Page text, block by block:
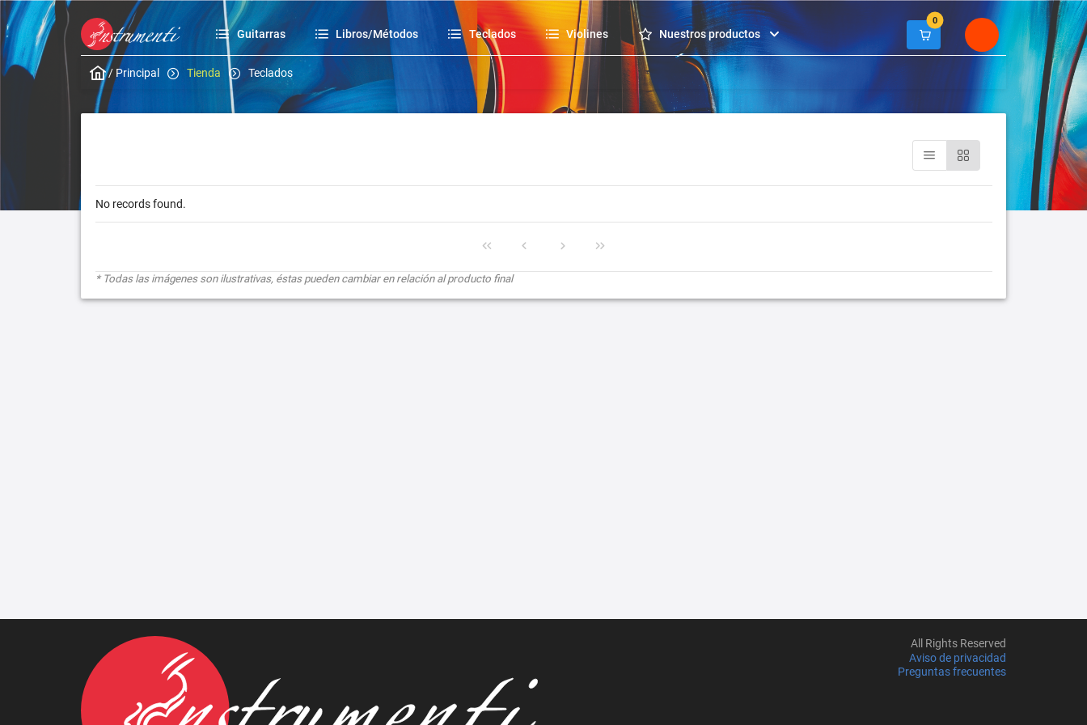
Guitarras Libros/Métodos Teclados Violines Nuestros productos
0
/ Principal Tienda Teclados
No records found.
* Todas las imágenes son ilustrativas, éstas pueden cambiar en relación al producto final
All Rights Reserved
Aviso de privacidad
Preguntas frecuentes